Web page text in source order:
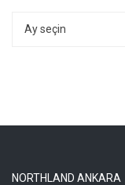
Ay seçin
NORTHLAND ANKARA